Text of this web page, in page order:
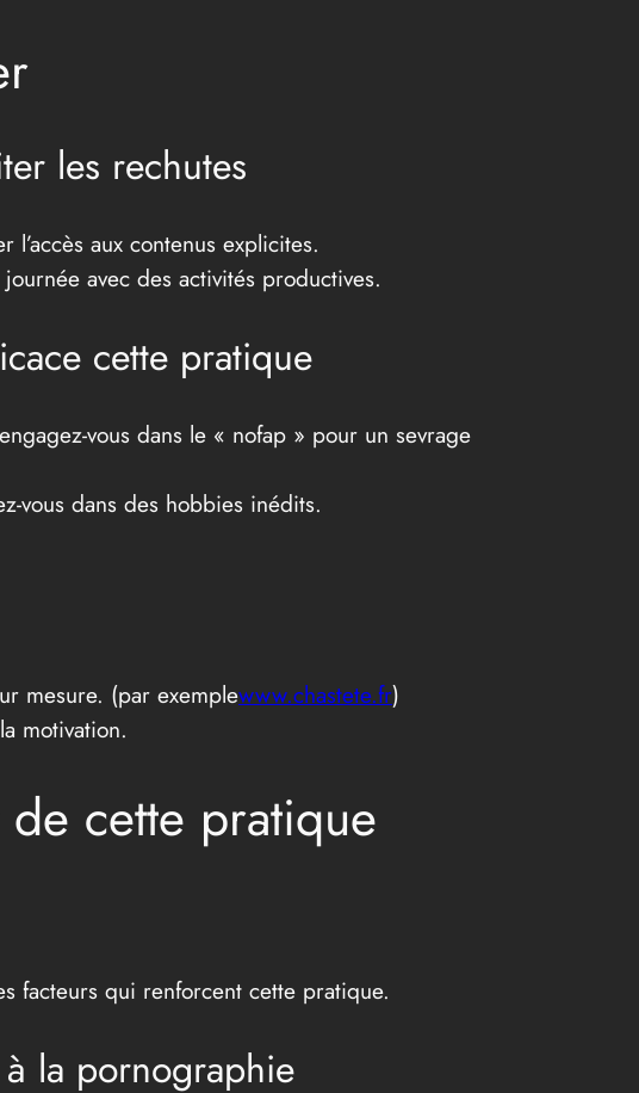
les rechutes
aux contenus explicites.
avec des activités productives.
cette pratique
vous dans le « nofap » pour un sevrage
vous dans des hobbies inédits.
mesure. (par exemplewww.chastete.fr)
motivation.
cette pratique
facteurs qui renforcent cette pratique.
la pornographie